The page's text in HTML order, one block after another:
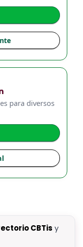
para diversos
CBTis y